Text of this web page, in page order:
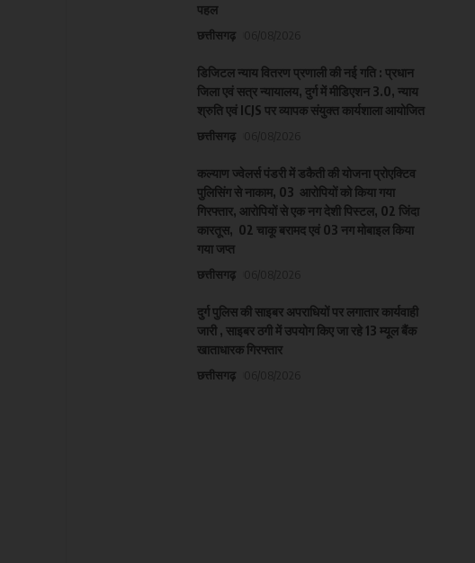
पहल
छत्तीसगढ़
डिजिटल न्याय वितरण प्रणाली की नई गति : प्रधान
जिला एवं सत्र न्यायालय, दुर्ग में मीडिएशन 3.0, न्याय
श्रुति एवं ICJS पर व्यापक संयुक्त कार्यशाला आयोजित
छत्तीसगढ़
कल्याण ज्वेलर्स पंडरी में डकैती की योजना प्रोएक्टिव
पुलिसिंग से नाकाम, 03 आरोपियों को किया गया
गिरफ्तार, आरोपियों से एक नग देशी पिस्टल, 02 जिंदा
कारतूस, 02 चाकू बरामद एवं 03 नग मोबाइल किया
गया जप्त
छत्तीसगढ़
दुर्ग पुलिस की साइबर अपराधियों पर लगातार कार्यवाही
जारी , साइबर ठगी में उपयोग किए जा रहे 13 म्यूल बैंक
खाताधारक गिरफ्तार
छत्तीसगढ़